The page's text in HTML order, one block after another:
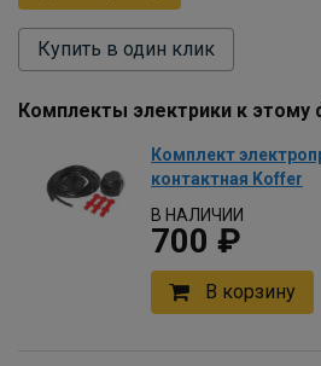
Купить в один клик
Комплекты электрики к этому
Комплект
контактная Koffer
В НАЛИЧИИ
700 ₽
В корзину